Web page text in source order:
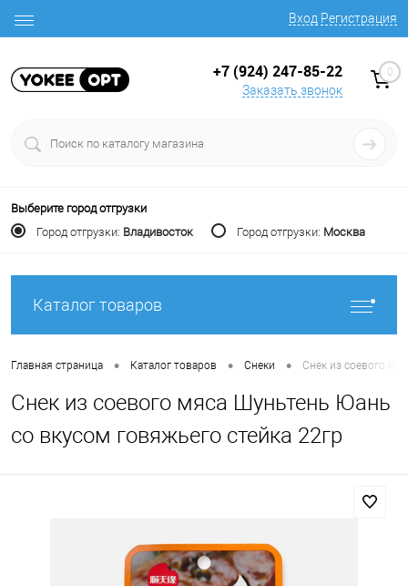
Вход Регистрация
+7 (924) 247-85-22
Заказать звонок
0
Выберите город отгрузки
Город отгрузки: Владивосток Город отгрузки: Москва
Каталог товаров
Главная страница • Каталог товаров • Снеки • Снек из соевого
Снек из соевого мяса Шуньтень Юань
со вкусом говяжьего стейка 22гр